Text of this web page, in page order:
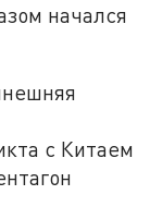
начался
с Китаем